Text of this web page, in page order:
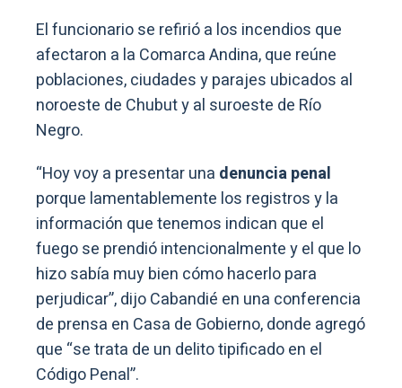
El funcionario se refirió a los incendios que
afectaron a la Comarca Andina, que reúne
poblaciones, ciudades y parajes ubicados al
noroeste de Chubut y al suroeste de Río
Negro.
“Hoy voy a presentar una denuncia penal
porque lamentablemente los registros y la
información que tenemos indican que el
fuego se prendió intencionalmente y el que lo
hizo sabía muy bien cómo hacerlo para
perjudicar”, dijo Cabandié en una conferencia
de prensa en Casa de Gobierno, donde agregó
que “se trata de un delito tipificado en el
Código Penal”.